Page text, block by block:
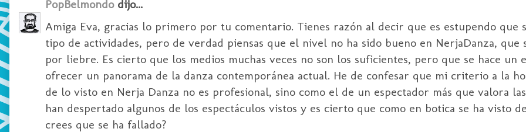
PopBelmondodijo...
Amiga Eva, gracias lo primero por tu comentario. Tienes razón al decir que es estupendo que
tipo de actividades, pero de verdad piensas que el nivel no ha sido bueno en NerjaDanza, que
por liebre. Es cierto que los medios muchas veces no son los suficientes, pero que se hace un
ofrecer un panorama de la danza contemporánea actual. He de confesar que mi criterio a la
de lo visto en Nerja Danza no es profesional, sino como el de un espectador más que valora
han despertado algunos de los espectáculos vistos y es cierto que como en botica se ha visto
crees que se ha fallado?